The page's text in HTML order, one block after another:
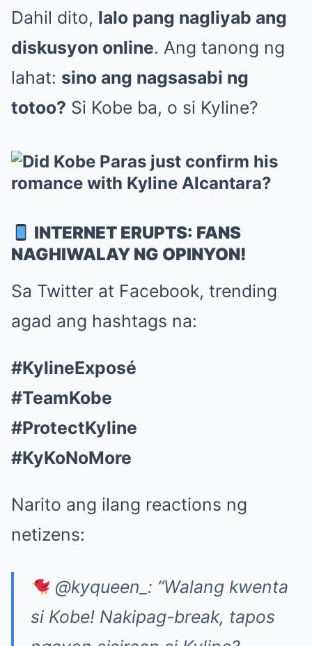
Dahil dito, lalo pang nagliyab ang
diskusyon online. Ang tanong ng
lahat: sino ang nagsasabi ng
totoo? Si Kobe ba, o si Kyline?
INTERNET ERUPTS: FANS
NAGHIWALAY NG OPINYON!
Sa Twitter at Facebook, trending
agad ang hashtags na:
#KylineExposé
#TeamKobe
#ProtectKyline
#KyKoNoMore
Narito ang ilang reactions ng
netizens:
@kyqueen_: “Walang kwenta
si Kobe! Nakipag-break, tapos